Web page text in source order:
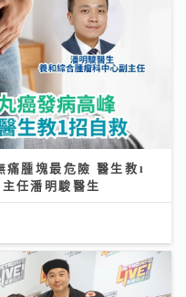
腫塊最危險 醫生教1
任潘明駿醫生